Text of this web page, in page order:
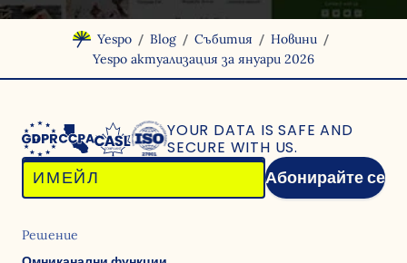
Yespo / Blog / Събития / Новини /
Yespo актуализация за януари 2026
YOUR DATA IS SAFE AND
SECURE WITH US.
Абонирайте се
Решение